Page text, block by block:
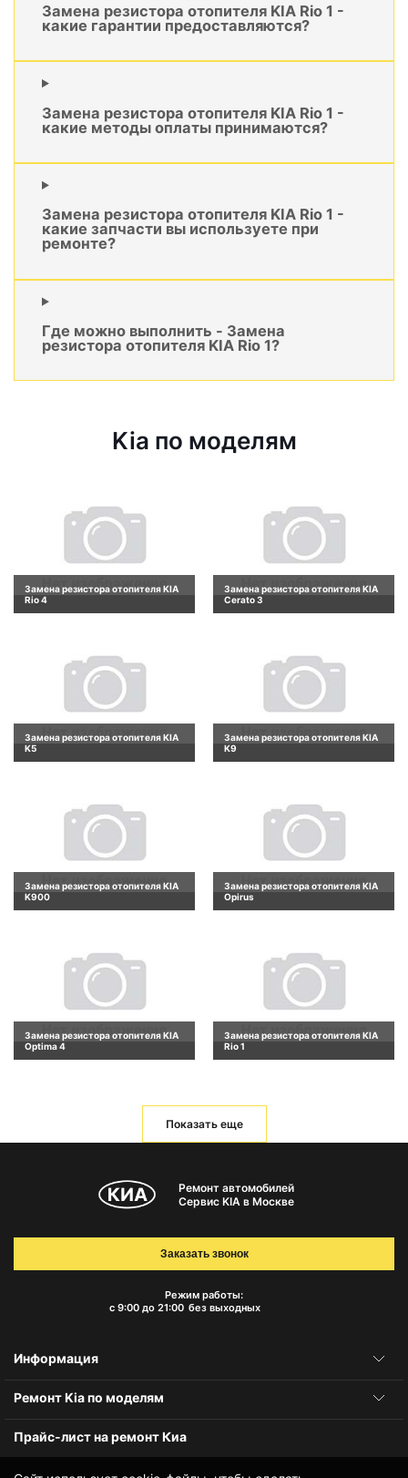
Замена резистора отопителя KIA Rio 1 -
какие гарантии предоставляются?
Замена резистора отопителя KIA Rio 1 -
какие методы оплаты принимаются?
Замена резистора отопителя KIA Rio 1 -
какие запчасти вы используете при
ремонте?
Где можно выполнить - Замена
резистора отопителя KIA Rio 1?
Kia по моделям
Замена резистора отопителя KIA
Rio 4
Замена резистора отопителя KIA
Cerato 3
Замена резистора отопителя KIA
K5
Замена резистора отопителя KIA
K9
Замена резистора отопителя KIA
K900
Замена резистора отопителя KIA
Opirus
Замена резистора отопителя KIA
Optima 4
Замена резистора отопителя KIA
Rio 1
Показать еще
Ремонт автомобилей
Сервис KIA в Москве
Режим работы:
с 9:00 до 21:00 без выходных
Заказать звонок
Информация
Ремонт Kia по моделям
Прайс-лист на ремонт Киа